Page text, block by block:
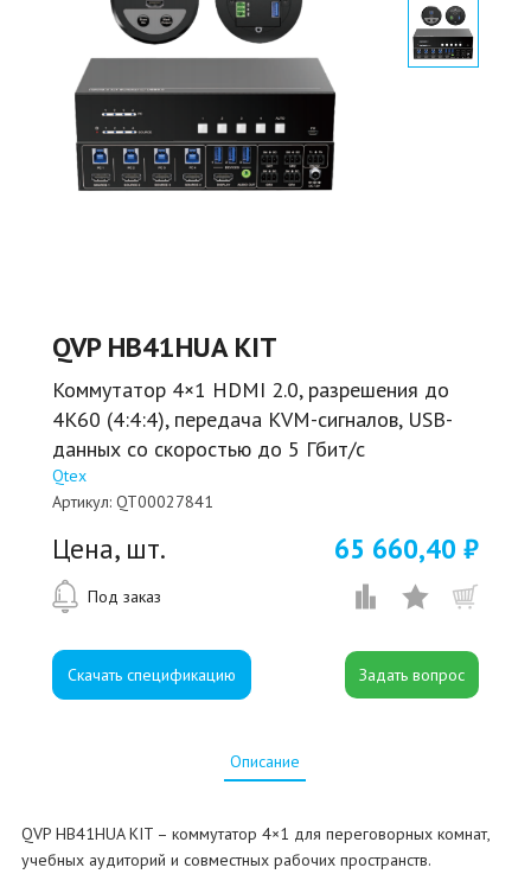
QVP HB41HUA KIT
Коммутатор 4×1 HDMI 2.0, разрешения до
4K60 (4:4:4), передача KVM-сигналов, USB-
данных со скоростью до 5 Гбит/с
Qtex
Артикул: QT00027841
Цена, шт. 65 660,40 ₽
Под заказ
Скачать спецификацию
Описание
QVP HB41HUA KIT – коммутатор 4×1 для переговорных комнат,
учебных аудиторий и совместных рабочих пространств.